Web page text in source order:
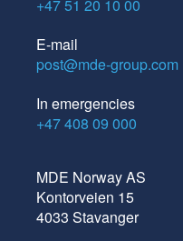
+47 51 20 10 00
E-mail
post@mde-group.com
In emergencies
+47 408 09 000
MDE Norway AS
Kontorveien 15
4033 Stavanger